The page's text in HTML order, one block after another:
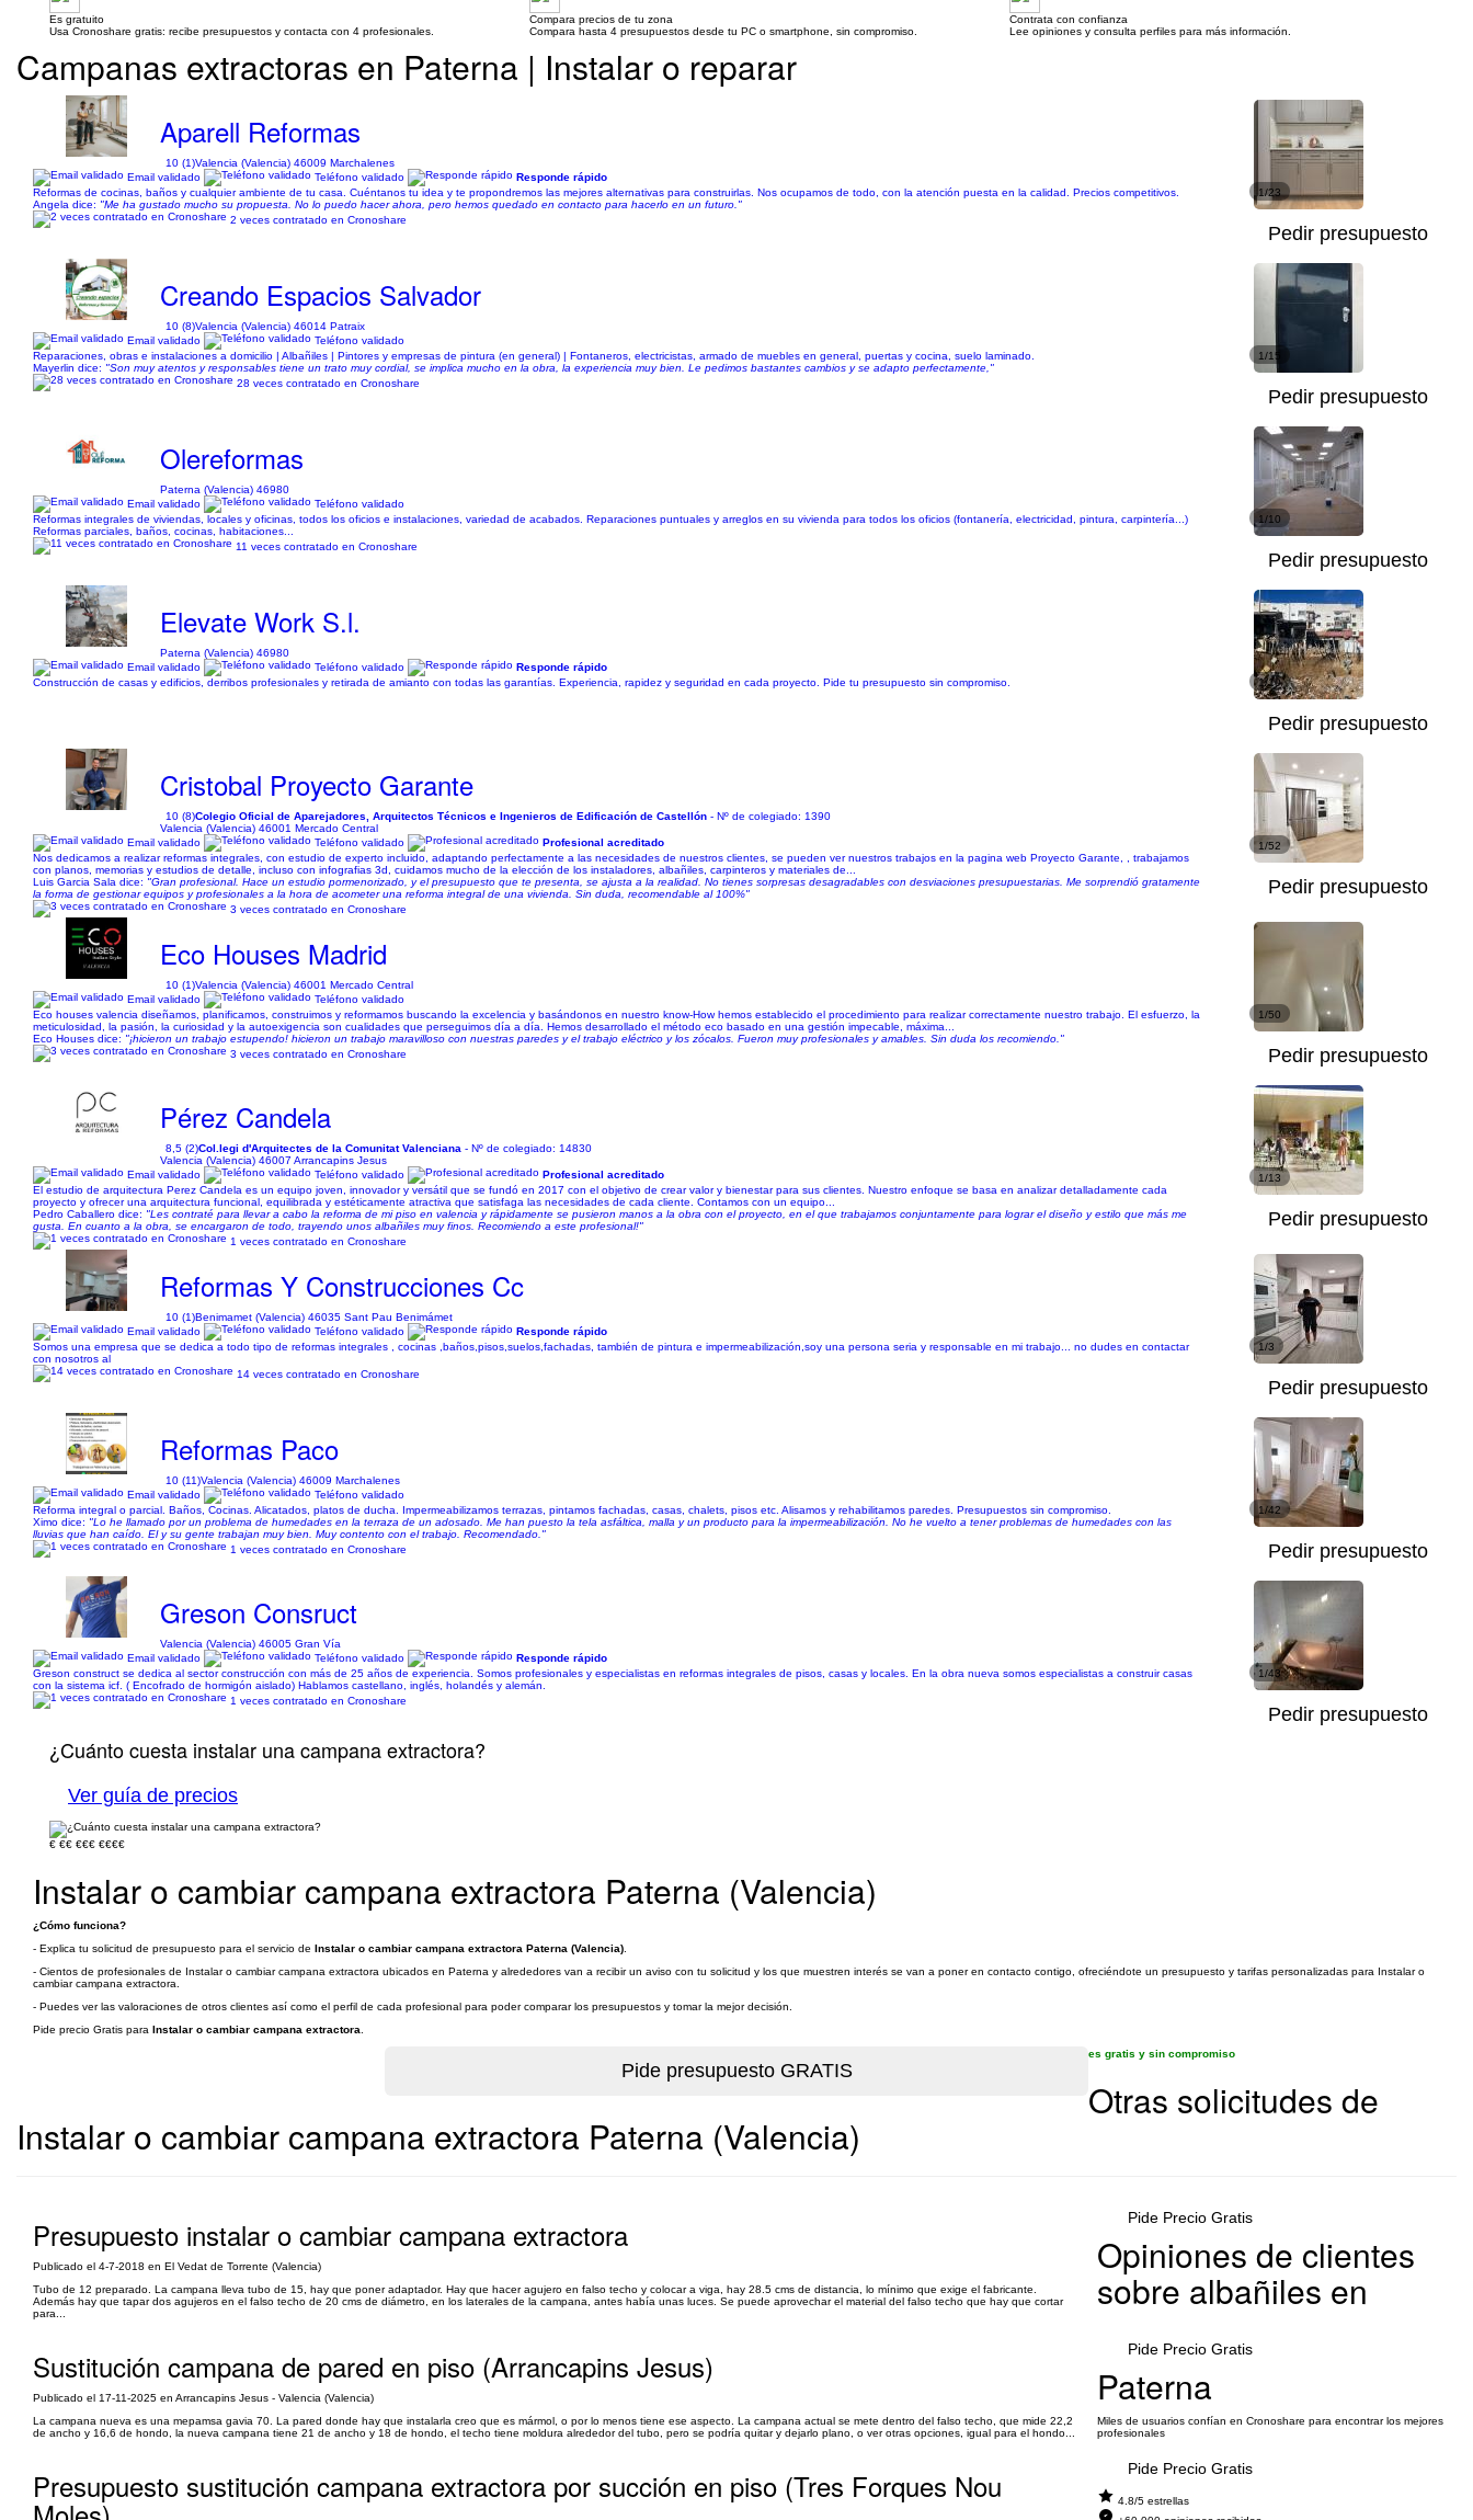
Es gratuito
Usa Cronoshare gratis: recibe presupuestos y contacta con 4 profesionales.
Compara precios de tu zona
Compara hasta 4 presupuestos desde tu PC o smartphone, sin compromiso.
Contrata con confianza
Lee opiniones y consulta perfiles para más información.
Campanas extractoras en Paterna | Instalar o reparar
Aparell Reformas
10 (1)Valencia (Valencia) 46009 Marchalenes
Email validado
Teléfono validado
Responde rápido
Reformas de cocinas, baños y cualquier ambiente de tu casa. Cuéntanos tu idea y te propondremos las mejores alternativas para construirlas. Nos ocupamos de todo, con la atención puesta en la calidad. Precios competitivos.
Angela dice: "Me ha gustado mucho su propuesta. No lo puedo hacer ahora, pero hemos quedado en contacto para hacerlo en un futuro."
2 veces contratado en Cronoshare
1/23
Pedir presupuesto
Creando Espacios Salvador
10 (8)Valencia (Valencia) 46014 Patraix
Email validado
Teléfono validado
Reparaciones, obras e instalaciones a domicilio | Albañiles | Pintores y empresas de pintura (en general) | Fontaneros, electricistas, armado de muebles en general, puertas y cocina, suelo laminado.
Mayerlin dice: "Son muy atentos y responsables tiene un trato muy cordial, se implica mucho en la obra, la experiencia muy bien. Le pedimos bastantes cambios y se adapto perfectamente,"
28 veces contratado en Cronoshare
1/15
Pedir presupuesto
Olereformas
Paterna (Valencia) 46980
Email validado
Teléfono validado
Reformas integrales de viviendas, locales y oficinas, todos los oficios e instalaciones, variedad de acabados. Reparaciones puntuales y arreglos en su vivienda para todos los oficios (fontanería, electricidad, pintura, carpintería...)
Reformas parciales, baños, cocinas, habitaciones...
11 veces contratado en Cronoshare
1/10
Pedir presupuesto
Elevate Work S.l.
Paterna (Valencia) 46980
Email validado
Teléfono validado
Responde rápido
Construcción de casas y edificios, derribos profesionales y retirada de amianto con todas las garantías. Experiencia, rapidez y seguridad en cada proyecto. Pide tu presupuesto sin compromiso.
1/10
Pedir presupuesto
Cristobal Proyecto Garante
10 (8)Colegio Oficial de Aparejadores, Arquitectos Técnicos e Ingenieros de Edificación de Castellón - Nº de colegiado: 1390
Valencia (Valencia) 46001 Mercado Central
Email validado
Teléfono validado
Profesional acreditado
Nos dedicamos a realizar reformas integrales, con estudio de experto incluido, adaptando perfectamente a las necesidades de nuestros clientes, se pueden ver nuestros trabajos en la pagina web Proyecto Garante, , trabajamos
con planos, memorias y estudios de detalle, incluso con infografias 3d, cuidamos mucho de la elección de los instaladores, albañiles, carpinteros y materiales de...
Luis Garcia Sala dice: "Gran profesional. Hace un estudio pormenorizado, y el presupuesto que te presenta, se ajusta a la realidad. No tienes sorpresas desagradables con desviaciones presupuestarias. Me sorprendió gratamente
la forma de gestionar equipos y profesionales a la hora de acometer una reforma integral de una vivienda. Sin duda, recomendable al 100%"
3 veces contratado en Cronoshare
1/52
Pedir presupuesto
Eco Houses Madrid
10 (1)Valencia (Valencia) 46001 Mercado Central
Email validado
Teléfono validado
Eco houses valencia diseñamos, planificamos, construimos y reformamos buscando la excelencia y basándonos en nuestro know-How hemos establecido el procedimiento para realizar correctamente nuestro trabajo. El esfuerzo, la
meticulosidad, la pasión, la curiosidad y la autoexigencia son cualidades que perseguimos día a día. Hemos desarrollado el método eco basado en una gestión impecable, máxima...
Eco Houses dice: "¡hicieron un trabajo estupendo! hicieron un trabajo maravilloso con nuestras paredes y el trabajo eléctrico y los zócalos. Fueron muy profesionales y amables. Sin duda los recomiendo."
3 veces contratado en Cronoshare
1/50
Pedir presupuesto
Pérez Candela
8,5 (2)Col.legi d'Arquitectes de la Comunitat Valenciana - Nº de colegiado: 14830
Valencia (Valencia) 46007 Arrancapins Jesus
Email validado
Teléfono validado
Profesional acreditado
El estudio de arquitectura Perez Candela es un equipo joven, innovador y versátil que se fundó en 2017 con el objetivo de crear valor y bienestar para sus clientes. Nuestro enfoque se basa en analizar detalladamente cada
proyecto y ofrecer una arquitectura funcional, equilibrada y estéticamente atractiva que satisfaga las necesidades de cada cliente. Contamos con un equipo...
Pedro Caballero dice: "Les contraté para llevar a cabo la reforma de mi piso en valencia y rápidamente se pusieron manos a la obra con el proyecto, en el que trabajamos conjuntamente para lograr el diseño y estilo que más me
gusta. En cuanto a la obra, se encargaron de todo, trayendo unos albañiles muy finos. Recomiendo a este profesional!"
1 veces contratado en Cronoshare
1/13
Pedir presupuesto
Reformas Y Construcciones Cc
10 (1)Benimamet (Valencia) 46035 Sant Pau Benimámet
Email validado
Teléfono validado
Responde rápido
Somos una empresa que se dedica a todo tipo de reformas integrales , cocinas ,baños,pisos,suelos,fachadas, también de pintura e impermeabilización,soy una persona seria y responsable en mi trabajo... no dudes en contactar
con nosotros al
14 veces contratado en Cronoshare
1/3
Pedir presupuesto
Reformas Paco
10 (11)Valencia (Valencia) 46009 Marchalenes
Email validado
Teléfono validado
Reforma integral o parcial. Baños, Cocinas. Alicatados, platos de ducha. Impermeabilizamos terrazas, pintamos fachadas, casas, chalets, pisos etc. Alisamos y rehabilitamos paredes. Presupuestos sin compromiso.
Ximo dice: "Lo he llamado por un problema de humedades en la terraza de un adosado. Me han puesto la tela asfáltica, malla y un producto para la impermeabilización. No he vuelto a tener problemas de humedades con las
lluvias que han caído. El y su gente trabajan muy bien. Muy contento con el trabajo. Recomendado."
1 veces contratado en Cronoshare
1/42
Pedir presupuesto
Greson Consruct
Valencia (Valencia) 46005 Gran Vía
Email validado
Teléfono validado
Responde rápido
Greson construct se dedica al sector construcción con más de 25 años de experiencia. Somos profesionales y especialistas en reformas integrales de pisos, casas y locales. En la obra nueva somos especialistas a construir casas
con la sistema icf. ( Encofrado de hormigón aislado) Hablamos castellano, inglés, holandés y alemán.
1 veces contratado en Cronoshare
1/43
Pedir presupuesto
¿Cuánto cuesta instalar una campana extractora?
Ver guía de precios
€ €€ €€€ €€€€
Instalar o cambiar campana extractora Paterna (Valencia)
¿Cómo funciona?
- Explica tu solicitud de presupuesto para el servicio de Instalar o cambiar campana extractora Paterna (Valencia)
- Cientos de profesionales de Instalar o cambiar campana extractora ubicados en Paterna y alrededores van a recibir un aviso con tu solicitud y los que muestren interés se van a poner en contacto contigo, ofreciéndote un presupuesto y tarifas personalizadas para Instalar o
cambiar campana extractora.
- Puedes ver las valoraciones de otros clientes así como el perfil de cada profesional para poder comparar los presupuestos y tomar la mejor decisión.
Pide precio Gratis para Instalar o cambiar campana extractora
es gratis y sin compromiso
Otras solicitudes de
Instalar o cambiar campana extractora Paterna (Valencia)
Presupuesto instalar o cambiar campana extractora
Publicado el 4-7-2018 en El Vedat de Torrente (Valencia)
Tubo de 12 preparado. La campana lleva tubo de 15, hay que poner adaptador. Hay que hacer agujero en falso techo y colocar a viga, hay 28.5 cms de distancia, lo mínimo que exige el fabricante.
Además hay que tapar dos agujeros en el falso techo de 20 cms de diámetro, en los laterales de la campana, antes había unas luces. Se puede aprovechar el material del falso techo que hay que cortar
para...
Pide Precio Gratis
Sustitución campana de pared en piso (Arrancapins Jesus)
Publicado el 17-11-2025 en Arrancapins Jesus - Valencia (Valencia)
La campana nueva es una mepamsa gavia 70. La pared donde hay que instalarla creo que es mármol, o por lo menos tiene ese aspecto. La campana actual se mete dentro del falso techo, que mide 22,2
de ancho y 16,6 de hondo, la nueva campana tiene 21 de ancho y 18 de hondo, el techo tiene moldura alrededor del tubo, pero se podría quitar y dejarlo plano, o ver otras opciones, igual para el hondo...
Pide Precio Gratis
Presupuesto sustitución campana extractora por succión en piso (Tres Forques Nou Pide Precio Gratis
Opiniones de clientes
sobre albañiles en
Paterna
Miles de usuarios confían en Cronoshare para encontrar los mejores
profesionales
4.8/5 estrellas